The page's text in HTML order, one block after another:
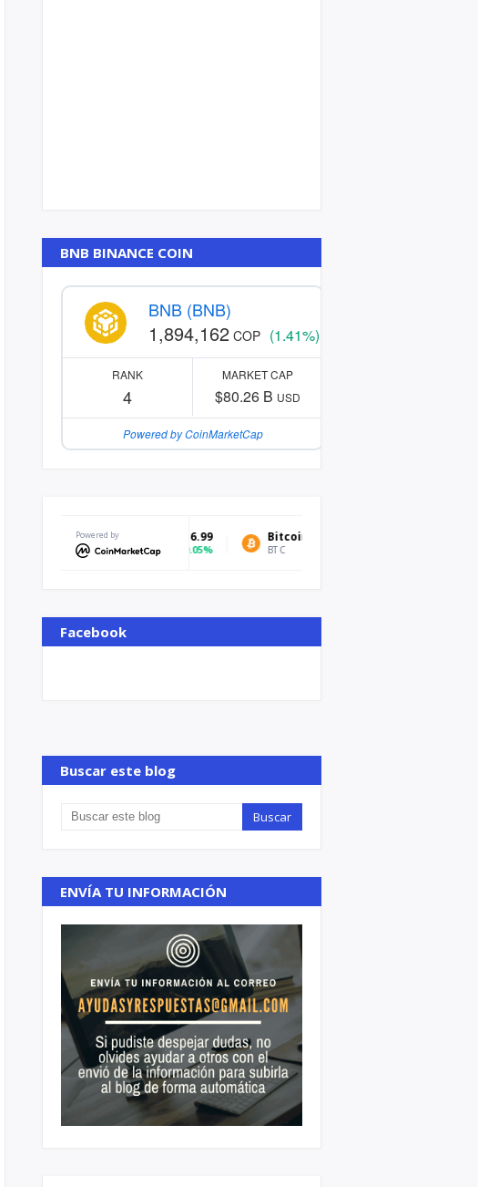
BNB BINANCE COIN
BNB (BNB)
1,894,162 COP (1.41%)
RANK
4
MARKET CAP
$80.26 B USD
Powered by CoinMarketCap
Powered by Bitcoin $64,803.71
BTC
Facebook
Buscar este blog
ENVÍA TU INFORMACIÓN